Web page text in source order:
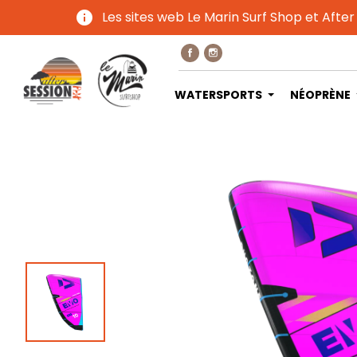
info Les sites web Le Marin Surf Shop et
WATERSPORTS NÉOPRÈNE